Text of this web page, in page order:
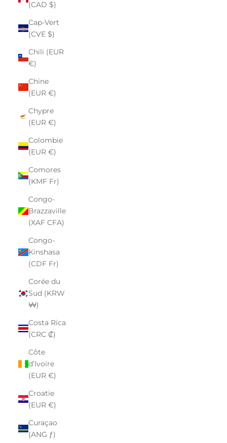
(CAD $)
Cap-Vert
(CVE $)
Chili (EUR
€)
Chine
(EUR €)
Chypre
(EUR €)
Colombie
(EUR €)
Comores
(KMF Fr)
Congo-
Brazzaville
(XAF CFA)
Congo-
Kinshasa
(CDF Fr)
Corée du
Sud (KRW
₩)
Costa Rica
(CRC ₡)
Côte
d’Ivoire
(EUR €)
Croatie
(EUR €)
Curaçao
(ANG ƒ)